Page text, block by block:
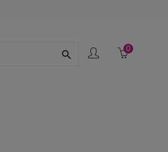
search
0